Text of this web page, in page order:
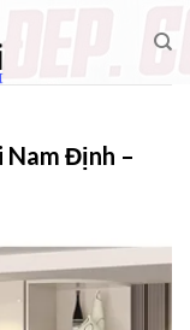
Nam Định –